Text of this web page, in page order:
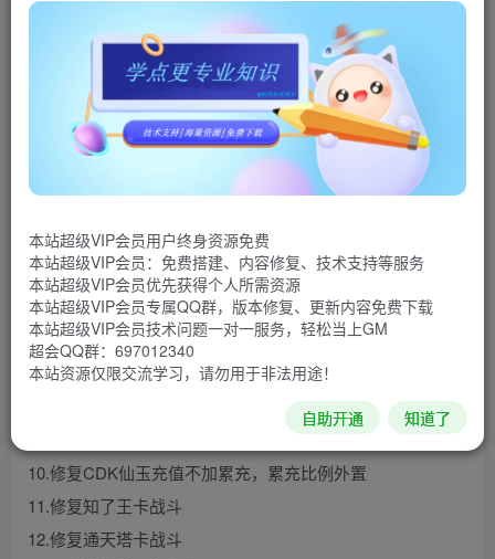
8个月前更新
2
联网教程： 内附教程
单机教程： 内附教程
不懂的话联系客服！！！
1.修复李元霸模型错误
4.更换商城底图背景
5.更换时辰类UI，部分移动到底图框类，藏宝阁，图鉴按钮
移动倒任务栏，回收功能移动到包裹上方按钮
6.更换长安地图
7.更改宠物打书界面
10.修复CDK仙玉充值不加累充，累充比例外置
11.修复知了王卡战斗
12.修复通天塔卡战斗
本站超级VIP会员用户终身资源免费
本站超级VIP会员：免费搭建、内容修复、技术支持等服务
本站超级VIP会员优先获得个人所需资源
本站超级VIP会员专属QQ群，版本修复、更新内容免费下载
本站超级VIP会员技术问题一对一服务，轻松当上GM
超会QQ群：697012340
本站资源仅限交流学习，请勿用于非法用途！
自助开通 知道了